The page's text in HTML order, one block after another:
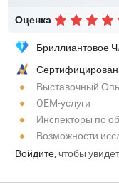
Оценка
Бриллиантовое
Выставочный
OEM-услуги
Инспекторы по
Возможности
Войдите, чтобы